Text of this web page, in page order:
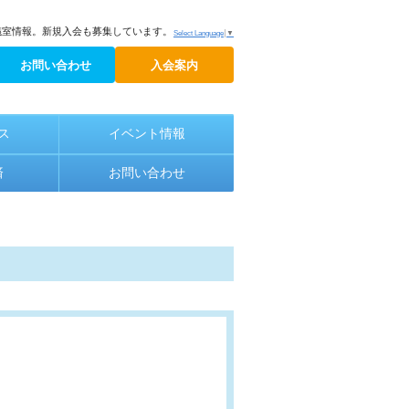
Select Language ▼
情報。新規入会も募集しています。
お問い合わせ 入会案内
イベント情報
お問い合わせ